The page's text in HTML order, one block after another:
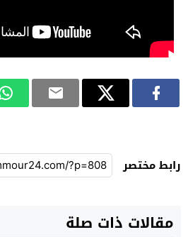
رابط مختصر
مقالات ذات صلة